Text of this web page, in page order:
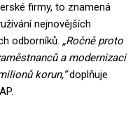
firmy, to znamená
nejnovějších
odborníků. „Ročně proto
a modernizaci
korun,“doplňuje